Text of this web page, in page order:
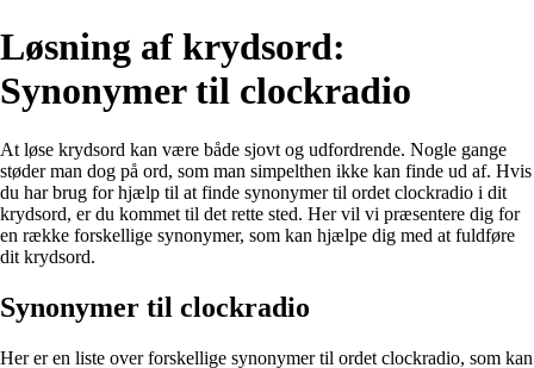
Løsning af krydsord:
Synonymer til clockradio
At løse krydsord kan være både sjovt og udfordrende. Nogle gange
støder man dog på ord, som man simpelthen ikke kan finde ud af. Hvis
du har brug for hjælp til at finde synonymer til ordet clockradio i dit
krydsord, er du kommet til det rette sted. Her vil vi præsentere dig for
en række forskellige synonymer, som kan hjælpe dig med at fuldføre
dit krydsord.
Synonymer til clockradio
Her er en liste over forskellige synonymer til ordet clockradio, som kan